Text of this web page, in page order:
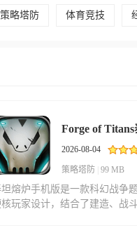
策略塔防 体育竞技
Forge of
2026-08-04
策略塔防 99 MB
熔炉手机版是一款科幻战争
玩家设计，结合了建造、战